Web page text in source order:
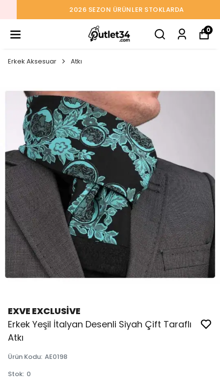
2026 SEZON ÜRÜNLER STOKLARDA
0
Erkek Aksesuar Atkı
EXVE EXCLUSİVE
Erkek Yeşil İtalyan Desenli Siyah Çift Taraflı
Atkı
Ürün Kodu: AE0198
Stok: 0